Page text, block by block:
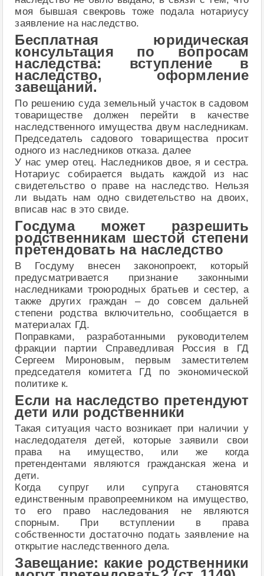
моя бывшая свекровь тоже подала нотариусу
заявление на наследство.
Бесплатная юридическая
консультация по вопросам
наследства: вступление в
наследство, оформление
завещаний.
По решению суда земельный участок в садовом
товариществе должен перейти в качестве
наследственного имущества двум наследникам.
Председатель садового товарищества просит
одного из наследников отказа. далее
У нас умер отец. Наследников двое, я и сестра.
Нотариус собирается выдать каждой из нас
свидетельство о праве на наследство. Нельзя
ли выдать нам одно свидетельство на двоих,
вписав нас в это свиде.
Госдума может разрешить
родственникам шестой степени
претендовать на наследство
В Госдуму внесен законопроект, который
предусматривается признание законными
наследниками троюродных братьев и сестер, а
также других граждан – до совсем дальней
степени родства включительно, сообщается в
материалах ГД.
Поправками, разработанными руководителем
фракции партии Справедливая Россия в ГД
Сергеем Мироновым, первым заместителем
председателя комитета ГД по экономической
политике к.
Если на наследство претендуют
дети или родственники
Такая ситуация часто возникает при наличии у
наследодателя детей, которые заявили свои
права на имущество, или же когда
претендентами являются гражданская жена и
дети.
Когда супруг или супруга становятся
единственным правопреемником на имущество,
то его право наследования не являются
спорным. При вступлении в права
собственности достаточно подать заявление на
открытие наследственного дела.
Завещание: какие родственники